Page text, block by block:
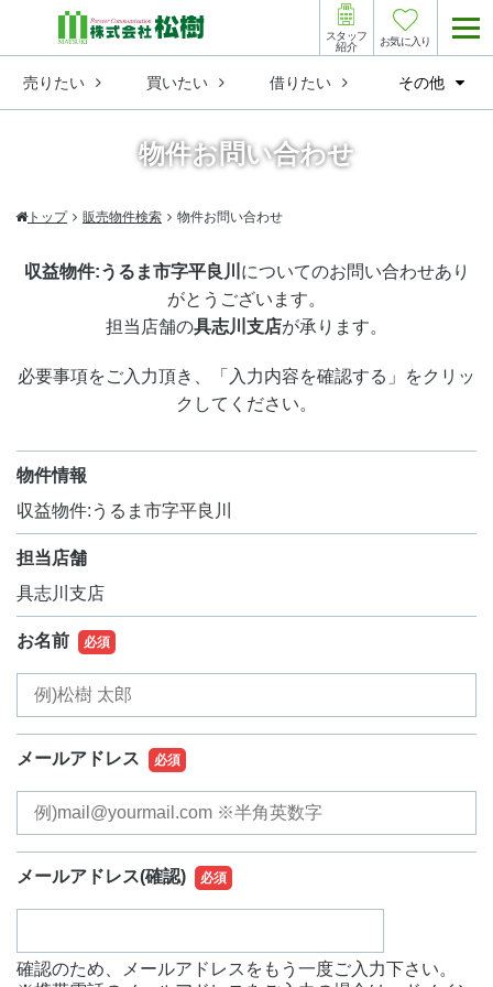
売りたい 買いたい 借りたい その他
スタッフ
紹介
お気に入り
物件お問い合わせ
トップ 販売物件検索 物件お問い合わせ
収益物件:うるま市字平良川 についてのお問い合わせあり
がとうございます。
担当店舗の具志川支店が承ります。
必要事項をご入力頂き、「入力内容を確認する」をクリッ
クしてください。
物件情報
収益物件:うるま市字平良川
担当店舗
具志川支店
お名前 必須
メールアドレス 必須
メールアドレス(確認) 必須
確認のため、メールアドレスをもう一度ご入力下さい。